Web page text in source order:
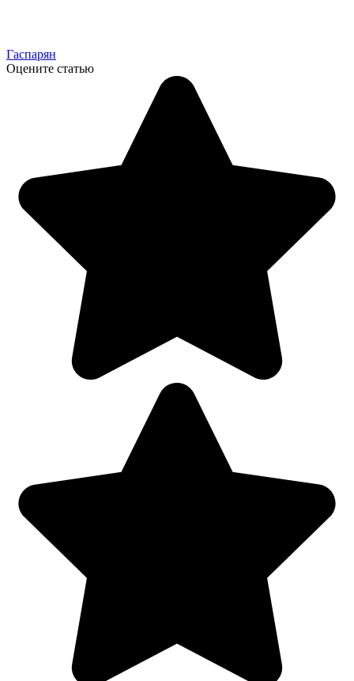
Гаспарян
Оцените статью